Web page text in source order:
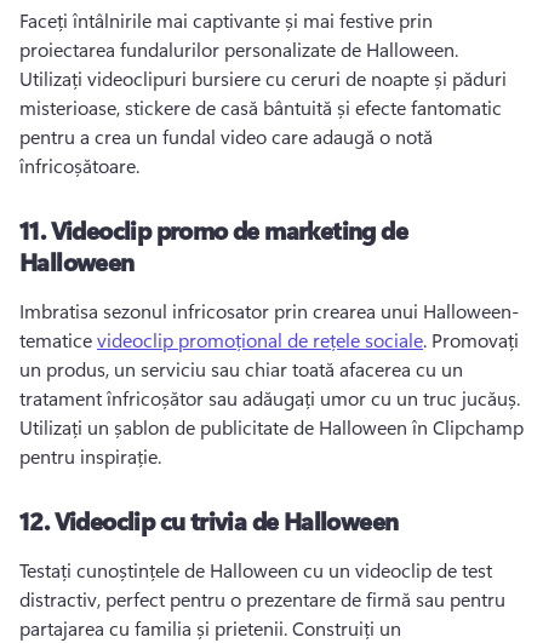
Faceți întâlnirile mai captivante și mai festive prin
Utilizați videoclipuri bursiere cu ceruri de noapte și păduri
misterioase, stickere de casă bântuită și efecte fantomatic
pentru a crea un fundal video care adaugă o notă
înfricoșătoare.
11.Videoclip promo de marketing de
Halloween
Imbratisa sezonul infricosator prin crearea unui Halloween-
tematice videoclip promoțional de rețele sociale. Promovați
un produs, un serviciu sau chiar toată afacerea cu un
Utilizați un șablon de publicitate de Halloween în Clipchamp
pentru inspirație.
12.Videoclip cu trivia de Halloween
Testați cunoștințele de Halloween cu un videoclip de test
distractiv, perfect pentru o prezentare de firmă sau pentru
partajarea cu familia și prietenii. Construiți un